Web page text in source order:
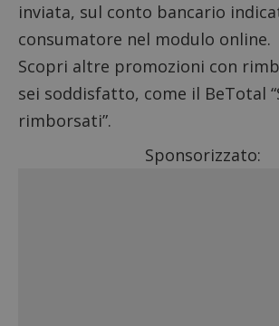
inviata, sul conto bancario
consumatore nel modulo online.
Scopri altre promozioni con
sei soddisfatto, come il BeTotal
rimborsati”.
Sponsorizzato: